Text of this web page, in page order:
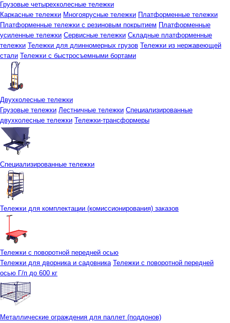
Грузовые четырехколесные тележки
Каркасные тележки Многоярусные тележки Платформенные тележки
Платформенные тележки с резиновым покрытием Платформенные
усиленные тележки Сервисные тележки Складные платформенные
тележки Тележки для длинномерных грузов Тележки из нержавеющей
стали Тележки с быстросъемными бортами
Двухколесные тележки
Грузовые тележки Лестничные тележки Специализированные
двухколесные тележки Тележки-трансформеры
Специализированные тележки
Тележки для комплектации (комиссионирования) заказов
Тележки с поворотной передней осью
Тележки для дворника и садовника Тележки с поворотной передней
осью Г/п до 600 кг
Металлические ограждения для паллет (поддонов)